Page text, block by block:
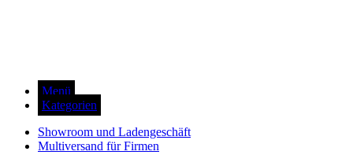
Menü
Kategorien
Showroom und Ladengeschäft
Multiversand für Firmen